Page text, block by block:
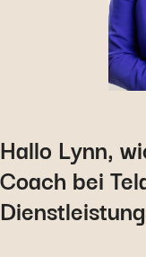
Hallo Lynn,
Coach bei